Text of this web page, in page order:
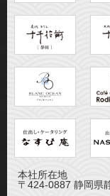
本社所在地
〒424-0887 静岡県